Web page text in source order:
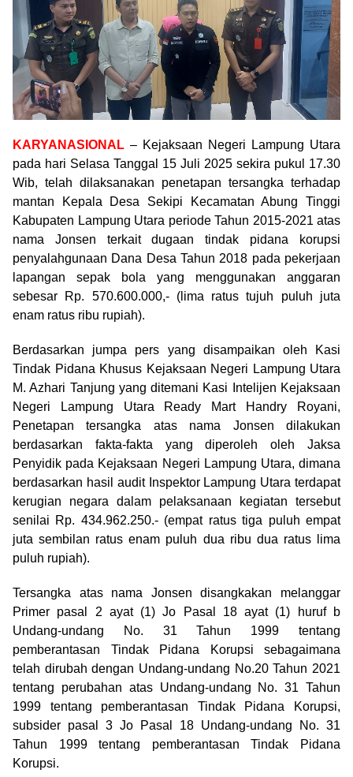
KARYANASIONAL – Kejaksaan Negeri Lampung Utara
pada hari Selasa Tanggal 15 Juli 2025 sekira pukul 17.30
Wib, telah dilaksanakan penetapan tersangka terhadap
mantan Kepala Desa Sekipi Kecamatan Abung Tinggi
Kabupaten Lampung Utara periode Tahun 2015-2021 atas
nama Jonsen terkait dugaan tindak pidana korupsi
penyalahgunaan Dana Desa Tahun 2018 pada pekerjaan
lapangan sepak bola yang menggunakan anggaran
sebesar Rp. 570.600.000,- (lima ratus tujuh puluh juta
enam ratus ribu rupiah).
Berdasarkan jumpa pers yang disampaikan oleh Kasi
Tindak Pidana Khusus Kejaksaan Negeri Lampung Utara
M. Azhari Tanjung yang ditemani Kasi Intelijen Kejaksaan
Negeri Lampung Utara Ready Mart Handry Royani,
Penetapan tersangka atas nama Jonsen dilakukan
berdasarkan fakta-fakta yang diperoleh oleh Jaksa
Penyidik pada Kejaksaan Negeri Lampung Utara, dimana
berdasarkan hasil audit Inspektor Lampung Utara terdapat
kerugian negara dalam pelaksanaan kegiatan tersebut
senilai Rp. 434.962.250.- (empat ratus tiga puluh empat
juta sembilan ratus enam puluh dua ribu dua ratus lima
puluh rupiah).
Tersangka atas nama Jonsen disangkakan melanggar
Primer pasal 2 ayat (1) Jo Pasal 18 ayat (1) huruf b
Undang-undang No. 31 Tahun 1999 tentang
pemberantasan Tindak Pidana Korupsi sebagaimana
telah dirubah dengan Undang-undang No.20 Tahun 2021
tentang perubahan atas Undang-undang No. 31 Tahun
1999 tentang pemberantasan Tindak Pidana Korupsi,
subsider pasal 3 Jo Pasal 18 Undang-undang No. 31
Tahun 1999 tentang pemberantasan Tindak Pidana
Korupsi.